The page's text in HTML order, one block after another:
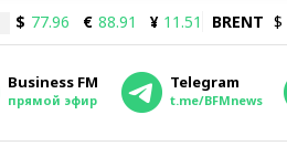
$ 77.96 € 88.91 ¥ 11.51 BRENT $
Business FM
прямой эфир
Telegram
t.me/BFMnews